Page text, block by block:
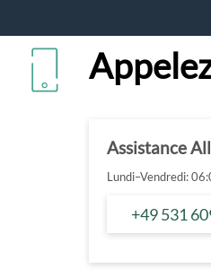
Assistance
Lundi–Vendredi:
+49 531